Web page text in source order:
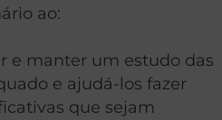
ao:
e manter um estudo das
e ajudá-los fazer
que sejam